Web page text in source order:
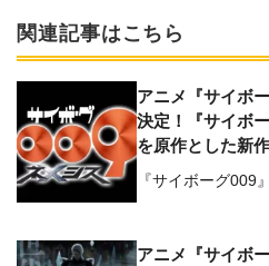
関連記事はこちら
アニメ『サイボ
決定！『サイボ
を原作とした新
『サイボーグ009
アニメ『サイボ